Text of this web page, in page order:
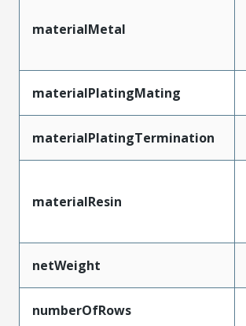
materialMetal
materialPlatingMating
materialPlatingTermination
materialResin
netWeight
numberOfRows